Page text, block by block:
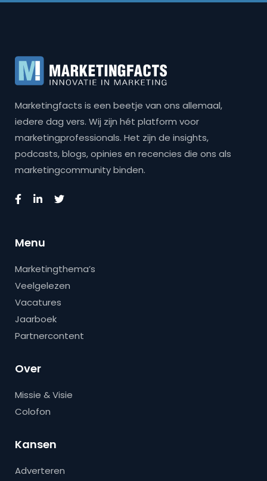
Marketingfacts is een beetje van ons allemaal,
iedere dag vers. Wij zijn hét platform voor
marketingprofessionals. Het zijn de insights,
podcasts, blogs, opinies en recencies die ons als
marketingcommunity binden.
Menu
Marketingthema’s
Veelgelezen
Vacatures
Jaarboek
Partnercontent
Over
Missie & Visie
Colofon
Kansen
Adverteren